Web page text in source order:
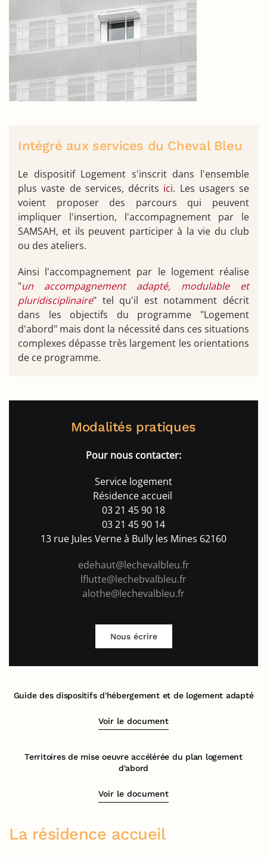
Intégré aux services du Cheval Bleu
Le dispositif Logement s'inscrit dans l'ensemble
plus vaste de services, décrits ici. Les usagers se
voient proposer des parcours qui peuvent
impliquer l'insertion, l'accompagnement par le
SAMSAH, et ils peuvent participer à la vie du club
ou des ateliers.
Ainsi l'accompagnement par le logement réalise
"un accompagnement adapté, modulable et
pluridisciplinaire" tel qu'il est notamment décrit
dans les objectifs du programme "Logement
d'abord" mais dont la nécessité dans ces situations
complexes dépasse très largement les orientations
de ce programme.
Modalités pratiques
Pour nous contacter:
Service logement
Résidence accueil
03 21 45 90 18
03 21 45 90 14
13 rue Jules Verne à Bully les Mines 62160
edehaut@lechevalbleu.fr
lflutte@lechebvalbleu.fr
alothe@lechevalbleu.fr
Nous écrire
Guide des dispositifs d'hébergement et de logement adapté
Voir le document
Territoires de mise oeuvre accélérée du plan logement
d'abord
Voir le document
La résidence accueil